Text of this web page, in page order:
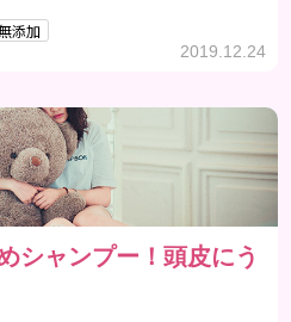
添加
2019.12.24
シャンプー！頭皮にう